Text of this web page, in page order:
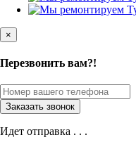
×
Перезвонить вам?!
Идет отправка . . .